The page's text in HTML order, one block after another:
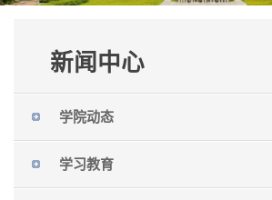
新闻中心
学院动态
学习教育